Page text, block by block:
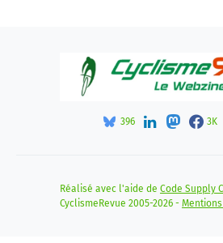
396 3K
Réalisé avec l'aide de Code Supply
CyclismeRevue 2005-2026 -